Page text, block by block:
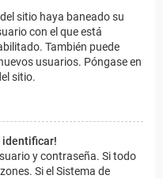
sitio haya baneado su
con el que está
También puede
usuarios. Póngase en
sitio.
identificar!
y contraseña. Si todo
Si el Sistema de